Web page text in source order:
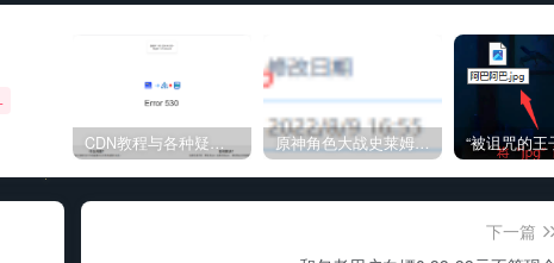
CDN教程与各种疑难杂症解决方法 原神角色大战史莱姆与丘丘人高质量视频
下一篇